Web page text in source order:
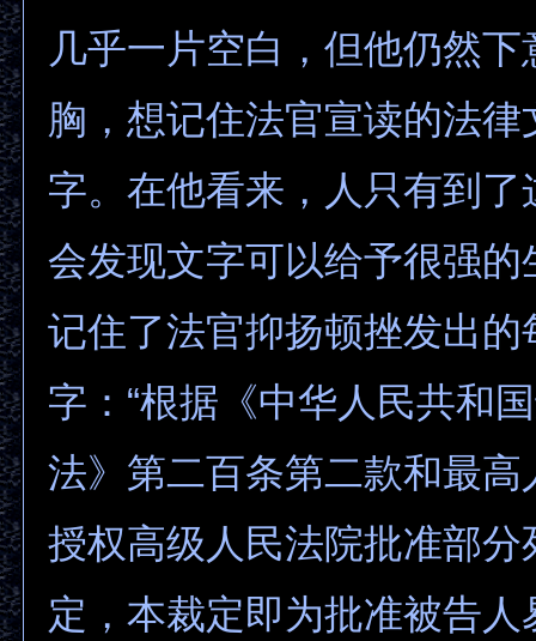
几乎一片空白，但他仍然
胸，想记住法官宣读的法
字。在他看来，人只有到了
会发现文字可以给予很强的
记住了法官抑扬顿挫发出的
字：“根据《中华人民共和
法》第二百条第二款和最高
授权高级人民法院批准部分
定，本裁定即为批准被告人